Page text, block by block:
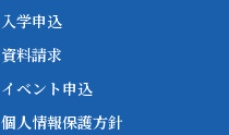
新開校
入学申込
資料請求
イベント申込
個人情報保護方針